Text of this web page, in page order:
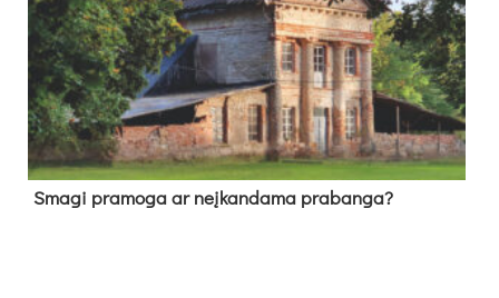
Sma­gi pra­mo­ga ar neį­kan­da­ma pra­ban­ga?